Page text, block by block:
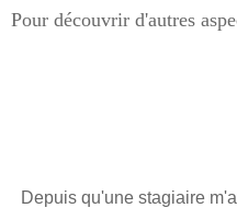
Pour découvrir d'autres
Depuis qu'une stagiaire